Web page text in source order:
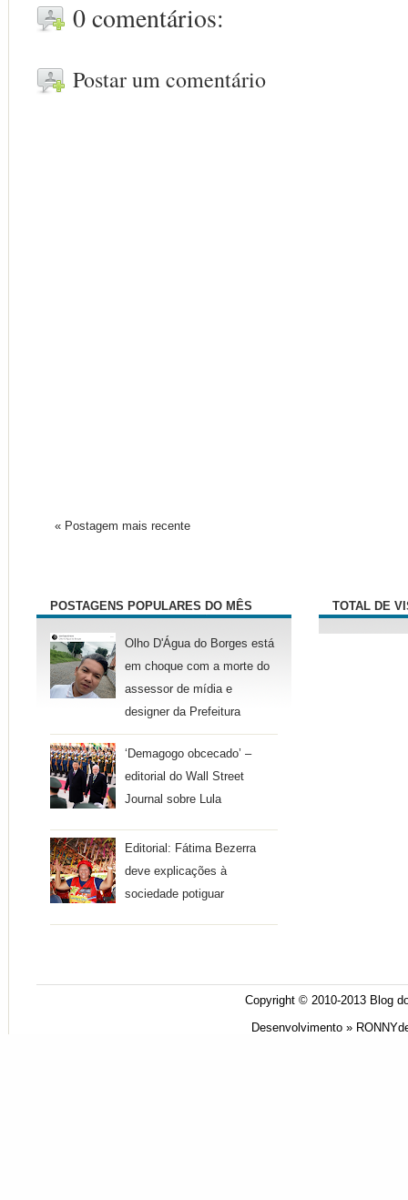
0 comentários:
Postar um comentário
« Postagem mais recente
POSTAGENS POPULARES DO MÊS
Olho D'Água do Borges está
em choque com a morte do
assessor de mídia e
designer da Prefeitura
‘Demagogo obcecado’ –
editorial do Wall Street
Journal sobre Lula
Editorial: Fátima Bezerra
deve explicações à
sociedade potiguar
TOTAL DE
Copyright © 2010-2013 Blog
Desenvolvimento »